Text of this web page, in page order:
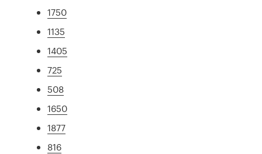
1750
1135
1405
725
508
1650
1877
816